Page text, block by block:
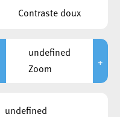
Contraste doux
undefined
Zoom
+
undefined